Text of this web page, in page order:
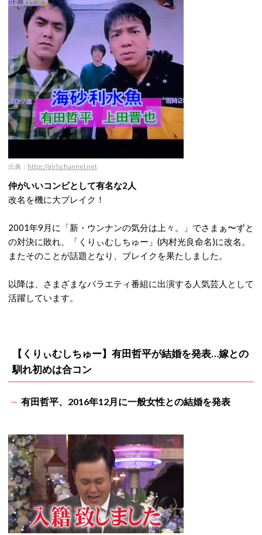
出典： https://girlschannel.net
仲がいいコンビとして有名な2人
改名を機に大ブレイク！
2001年9月に「新・ウンナンの気分は上々。」でさまぁ〜ずと
の対決に敗れ、「くりぃむしちゅー」(内村光良命名)に改名。
またそのことが話題となり、ブレイクを果たしました。
以降は、さまざまなバラエティ番組に出演する人気芸人として
活躍しています。
【くりぃむしちゅー】有田哲平が結婚を発表…嫁との
馴れ初めは合コン
有田哲平、2016年12月に一般女性との結婚を発表